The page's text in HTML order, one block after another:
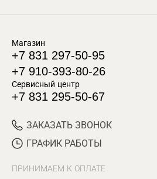
Магазин
+7 831 297-50-95
+7 910-393-80-26
Сервисный центр
+7 831 295-50-67
ЗАКАЗАТЬ ЗВОНОК
ГРАФИК РАБОТЫ
ПРИНИМАЕМ К ОПЛАТЕ